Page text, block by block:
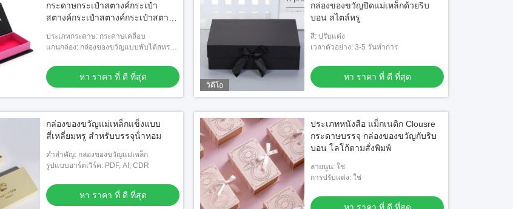
กระดาษกระเป๋าสตางค์กระเป๋า
สตางค์กระเป๋าสตางค์กระเป๋าสตางค์
ประเภทกระดาษ: กระดาษเคลือบ
แกนกล่อง: กล่องของขวัญแบบพับได้สหราช
หา ราคา ที่ ดี ที่สุด
วิดีโอ
กล่องของขวัญปิดแม่เหล็กด้วยริบ
บอน สไตล์หรู
สี: ปรับแต่ง
เวลาตัวอย่าง: 3-5 วันทําการ
หา ราคา ที่ ดี ที่สุด
กล่องของขวัญแม่เหล็กแข็งแบบ
สี่เหลี่ยมหรู สําหรับบรรจุน้ําหอม
คําสําคัญ: กล่องของขวัญแม่เหล็ก
รูปแบบอาร์ตเวิร์ค: PDF, AI, CDR
หา ราคา ที่ ดี ที่สุด
ประเภทหนังสือ แม็กเนติก Clousre
กระดาษบรรจุ กล่องของขวัญกับริบ
บอน โลโก้ตามสั่งพิมพ์
ลายนูน: ใช่
การปรับแต่ง: ใช่